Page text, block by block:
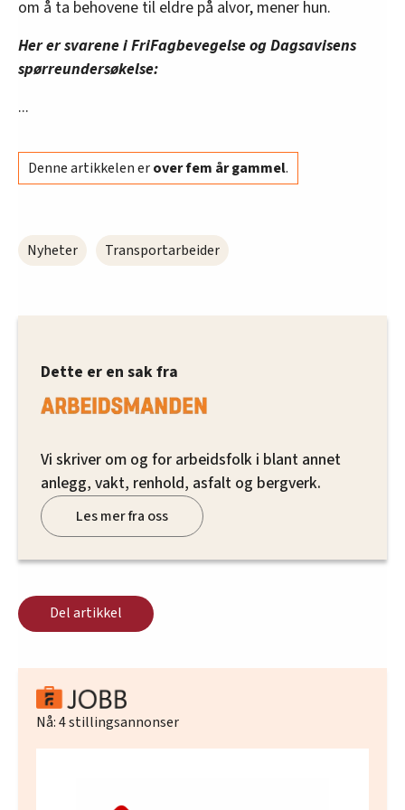
oversikten lengre ned på denne siden.
om å ta behovene til eldre på alvor, mener hun.
Her er svarene i FriFagbevegelse og Dagsavisens
spørreundersøkelse:
...
Denne artikkelen erover fem år gammel.
Nyheter Transportarbeider
Dette er en sak fra
Vi skriver om og for arbeidsfolk i blant annet
anlegg, vakt, renhold, asfalt og bergverk.
Les mer fra oss
Del artikkel
Nå:4stillingsannonser